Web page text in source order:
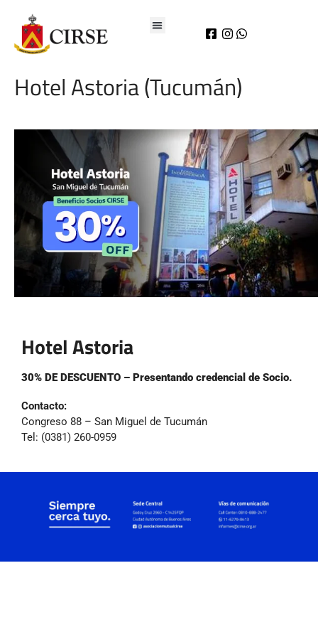
Hotel Astoria (Tucumán)
Hotel Astoria
30% DE DESCUENTO – Presentando credencial de Socio.
Contacto:
Congreso 88 – San Miguel de Tucumán
Tel: (0381) 260-0959